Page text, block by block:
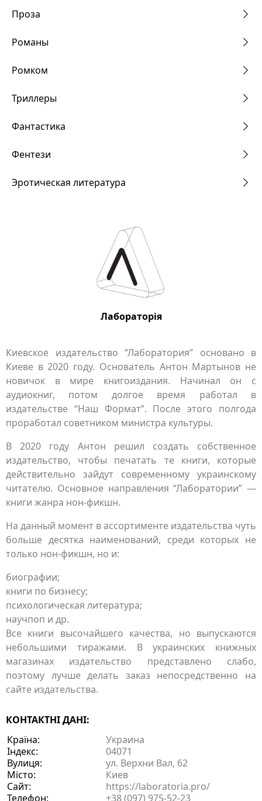
Проза
Романы
Ромком
Триллеры
Фантастика
Фентези
Эротическая литература
Лабораторія
Киевское издательство “Лаборатория” основано в
Киеве в 2020 году. Основатель Антон Мартынов не
новичок в мире книгоиздания. Начинал он с
аудиокниг, потом долгое время работал в
издательстве “Наш Формат”. После этого полгода
проработал советником министра культуры.
В 2020 году Антон решил создать собственное
издательство, чтобы печатать те книги, которые
действительно зайдут современному украинскому
читателю. Основное направления “Лаборатории” —
книги жанра нон-фикшн.
На данный момент в ассортименте издательства чуть
больше десятка наименований, среди которых не
только нон-фикшн, но и:
биографии;
книги по бизнесу;
психологическая литература;
научпоп и др.
Все книги высочайшего качества, но выпускаются
небольшими тиражами. В украинских книжных
магазинах издательство представлено слабо,
поэтому лучше делать заказ непосредственно на
сайте издательства.
КОНТАКТНІ ДАНІ:
Країна:
Украина
Індекс:
04071
Вулиця:
ул. Верхни Вал, 62
Місто:
Киев
Сайт:
https://laboratoria.pro/
Телефон:
+38 (097) 975-52-23